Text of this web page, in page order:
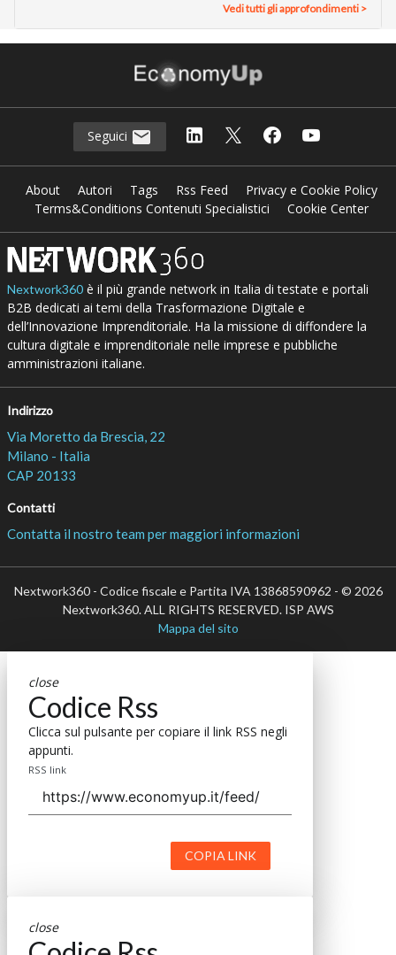
Vedi tutti gli approfondimenti >
Seguici
About Autori Tags Rss Feed
Privacy e Cookie Policy
Terms&Conditions Contenuti Specialistici
Cookie Center
Nextwork360è il più grande network in Italia di testate e portali
B2B dedicati ai temi della Trasformazione Digitale e
dell’Innovazione Imprenditoriale. Ha la missione di diffondere la
cultura digitale e imprenditoriale nelle imprese e pubbliche
amministrazioni italiane.
Indirizzo
Via Moretto da Brescia, 22
Milano - Italia
CAP 20133
Contatti
Contatta il nostro team per maggiori informazioni
Nextwork360 - Codice fiscale e Partita IVA 13868590962 - © 2026
Nextwork360. ALL RIGHTS RESERVED. ISP AWS
Mappa del sito
close
Codice Rss
Clicca sul pulsante per copiare il link RSS negli
appunti.
RSS link
COPIA LINK
close